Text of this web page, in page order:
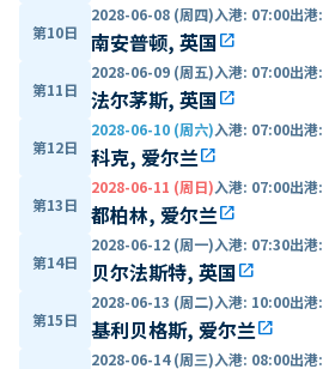
第10日
2028-06-08 (周四)入港: 07:00出港:
南安普顿, 英国open_in_new
第11日
2028-06-09 (周五)入港: 07:00出港:
法尔茅斯, 英国open_in_new
第12日
2028-06-10 (周六)入港: 07:00出港:
科克, 爱尔兰open_in_new
第13日
2028-06-11 (周日)入港: 07:00出港:
都柏林, 爱尔兰open_in_new
第14日
2028-06-12 (周一)入港: 07:30出港:
贝尔法斯特, 英国open_in_new
第15日
2028-06-13 (周二)入港: 10:00出港:
基利贝格斯, 爱尔兰open_in_new
2028-06-14 (周三)入港: 08:00出港: